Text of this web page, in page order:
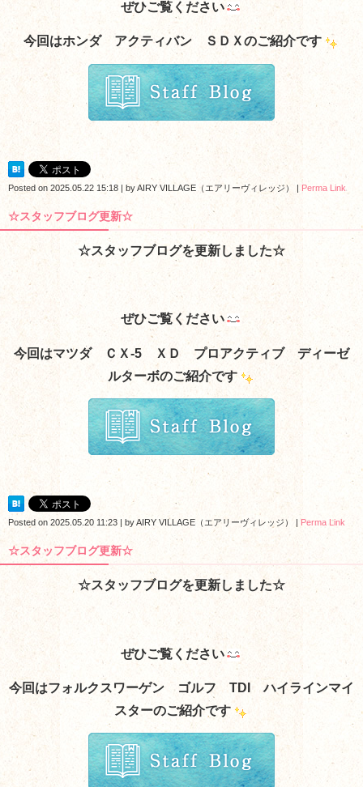
ぜひご覧ください
今回はホンダ アクティバン ＳＤＸのご紹介です
Posted on 2025.05.22 15:18 | byAIRY VILLAGE（エアリーヴィレッジ） | Perma Link
☆スタッフブログ更新☆
☆スタッフブログを更新しました☆
ぜひご覧ください
今回はマツダ ＣＸ-5 ＸＤ プロアクティブ ディーゼ
ルターボのご紹介です
Posted on 2025.05.20 11:23 | byAIRY VILLAGE（エアリーヴィレッジ） | Perma Link
☆スタッフブログ更新☆
☆スタッフブログを更新しました☆
ぜひご覧ください
今回はフォルクスワーゲン ゴルフ TDI ハイラインマイ
スターのご紹介です